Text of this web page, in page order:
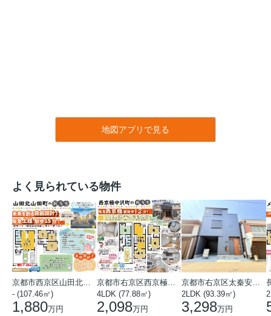
地図アプリで見る
よく見られている物件
京都市西京区山田北山田町
- (107.46㎡)
1,880万円
京都市右京区西京極中沢町
4LDK (77.88㎡)
2,098万円
京都市右京区太秦安井藤ノ木町
2LDK (93.39㎡)
3,298万円